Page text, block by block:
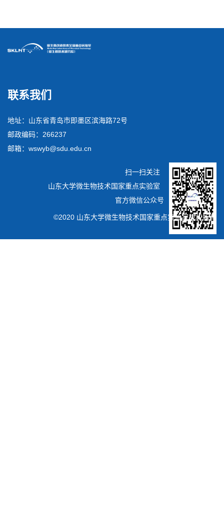
联系我们
地址：山东省青岛市即墨区滨海路72号
邮政编码：266237
邮箱：wswyb@sdu.edu.cn
扫一扫关注
山东大学微生物技术国家重点实验室
官方微信公众号
©2020 山东大学微生物技术国家重点实验室版权所有